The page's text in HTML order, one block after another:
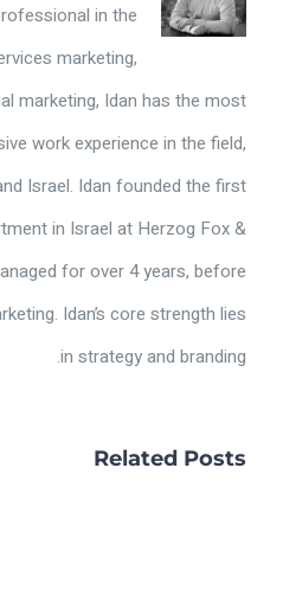
in the
marketing,
marketing, Idan has the most
work experience in the field,
Israel. Idan founded the first
in Israel at Herzog Fox &
for over 4 years, before
Idan’s core strength lies
in strategy and branding.
Related Posts